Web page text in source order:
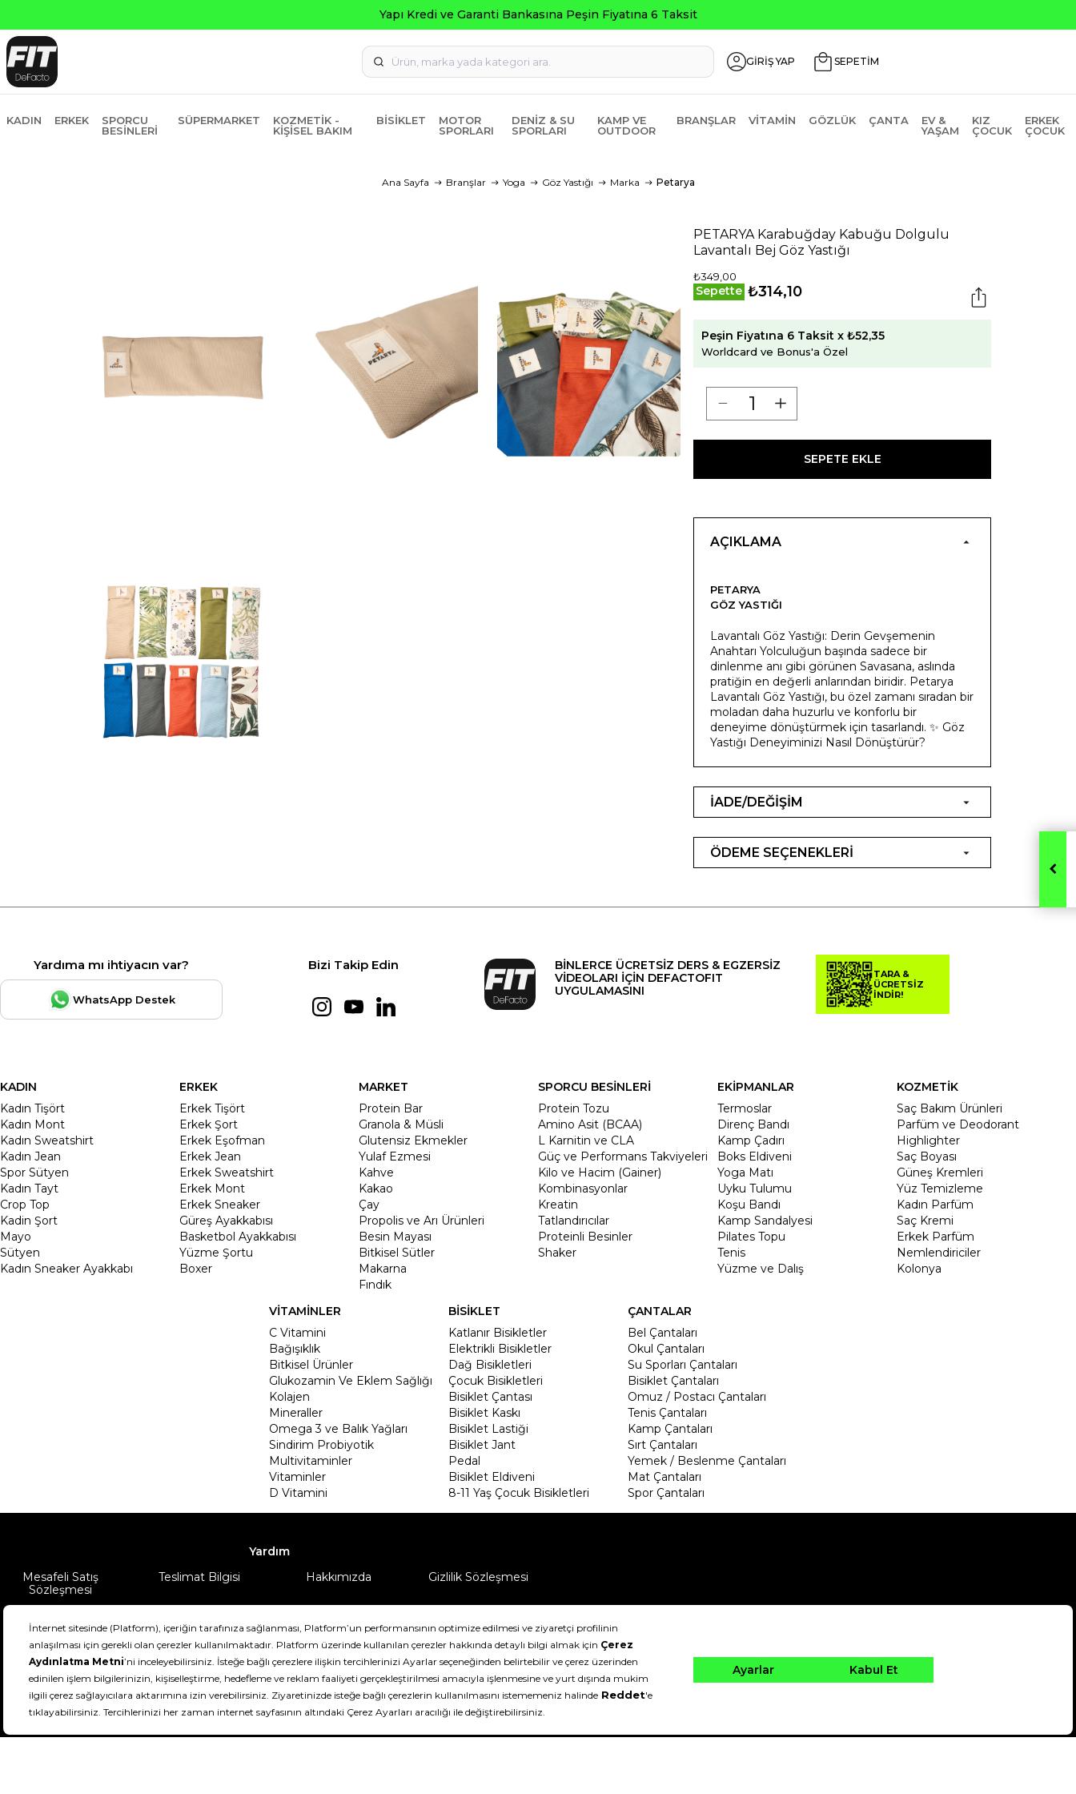
Yapı Kredi ve Garanti Bankasına Peşin Fiyatına 6 Taksit
GİRİŞ YAP SEPETİM
KADIN ERKEK
SPORCU
BESINLERI
SÜPERMARKET
KOZMETIK -
KIŞISEL BAKIM
BISIKLET
MOTOR
SPORLARI
DENIZ & SU
SPORLARI
KAMP VE
OUTDOOR
BRANŞLAR VITAMIN GÖZLÜK ÇANTA
EV &
YAŞAM
KIZ
ÇOCUK
ERKEK
ÇOCUK
Ana Sayfa Branşlar Yoga Göz Yastığı Marka Petarya
PETARYA Karabuğday Kabuğu Dolgulu
Lavantalı Bej Göz Yastığı
₺349,00
Sepette ₺314,10
Peşin Fiyatına 6 Taksit x ₺52,35
Worldcard ve Bonus'a Özel
SEPETE EKLE
AÇIKLAMA
PETARYA
GÖZ YASTIĞI
Lavantalı Göz Yastığı: Derin Gevşemenin
Anahtarı Yolculuğun başında sadece bir
dinlenme anı gibi görünen Savasana, aslında
pratiğin en değerli anlarından biridir. Petarya
Lavantalı Göz Yastığı, bu özel zamanı sıradan bir
moladan daha huzurlu ve konforlu bir
deneyime dönüştürmek için tasarlandı. ✨ Göz
Yastığı Deneyiminizi Nasıl Dönüştürür?
İADE/DEĞİŞİM
ÖDEME SEÇENEKLERİ
Yardıma mı ihtiyacın var?
WhatsApp Destek
Bizi Takip Edin
BİNLERCE ÜCRETSİZ DERS & EGZERSİZ
VİDEOLARI İÇİN DEFACTOFIT
UYGULAMASINI
TARA &
ÜCRETSİZ
İNDİR!
KADIN
Kadın Tişört
Kadın Mont
Kadın Sweatshirt
Kadın Jean
Spor Sütyen
Kadın Tayt
Crop Top
Kadin Şort
Mayo
Sütyen
Kadın Sneaker Ayakkabı
ERKEK
Erkek Tişört
Erkek Şort
Erkek Eşofman
Erkek Jean
Erkek Sweatshirt
Erkek Mont
Erkek Sneaker
Güreş Ayakkabısı
Basketbol Ayakkabısı
Yüzme Şortu
Boxer
MARKET
Protein Bar
Granola & Müsli
Glutensiz Ekmekler
Yulaf Ezmesi
Kahve
Kakao
Çay
Propolis ve Arı Ürünleri
Besin Mayası
Bitkisel Sütler
Makarna
Fındık
SPORCU BESİNLERİ
Protein Tozu
Amino Asit (BCAA)
L Karnitin ve CLA
Güç ve Performans Takviyeleri
Kilo ve Hacim (Gainer)
Kombinasyonlar
Kreatin
Tatlandırıcılar
Proteinli Besinler
Shaker
EKİPMANLAR
Termoslar
Direnç Bandı
Kamp Çadırı
Boks Eldiveni
Yoga Matı
Uyku Tulumu
Koşu Bandı
Kamp Sandalyesi
Pilates Topu
Tenis
Yüzme ve Dalış
KOZMETİK
Saç Bakım Ürünleri
Parfüm ve Deodorant
Highlighter
Saç Boyası
Güneş Kremleri
Yüz Temizleme
Kadın Parfüm
Saç Kremi
Erkek Parfüm
Nemlendiriciler
Kolonya
VİTAMİNLER
C Vitamini
Bağışıklık
Bitkisel Ürünler
Glukozamin Ve Eklem Sağlığı
Kolajen
Mineraller
Omega 3 ve Balık Yağları
Sindirim Probiyotik
Multivitaminler
Vitaminler
D Vitamini
BİSİKLET
Katlanır Bisikletler
Elektrikli Bisikletler
Dağ Bisikletleri
Çocuk Bisikletleri
Bisiklet Çantası
Bisiklet Kaskı
Bisiklet Lastiği
Bisiklet Jant
Pedal
Bisiklet Eldiveni
8-11 Yaş Çocuk Bisikletleri
ÇANTALAR
Bel Çantaları
Okul Çantaları
Su Sporları Çantaları
Bisiklet Çantaları
Omuz / Postacı Çantaları
Tenis Çantaları
Kamp Çantaları
Sırt Çantaları
Yemek / Beslenme Çantaları
Mat Çantaları
Spor Çantaları
Yardım
Mesafeli Satış
Sözleşmesi
Teslimat Bilgisi Hakkımızda Gizlilik Sözleşmesi
DeFactoFIT ©️ 2022-2026. Tüm hakları saklıdır.